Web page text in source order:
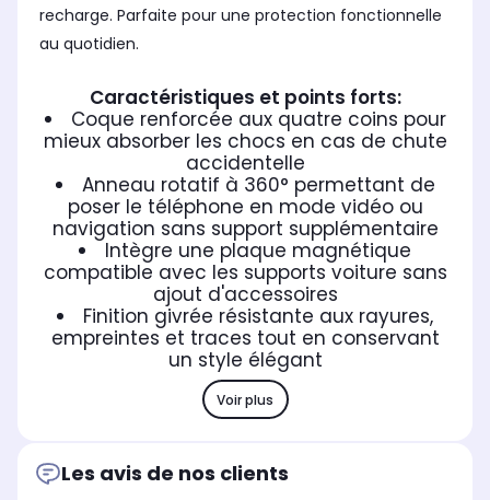
recharge. Parfaite pour une protection fonctionnelle
au quotidien.
Caractéristiques et points forts:
Coque renforcée aux quatre coins pour
mieux absorber les chocs en cas de chute
accidentelle
Anneau rotatif à 360° permettant de
poser le téléphone en mode vidéo ou
navigation sans support supplémentaire
Intègre une plaque magnétique
compatible avec les supports voiture sans
ajout d'accessoires
Finition givrée résistante aux rayures,
empreintes et traces tout en conservant
un style élégant
Voir plus
Les avis de nos clients